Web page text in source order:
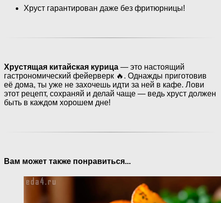
Хруст гарантирован даже без фритюрницы!
Хрустящая китайская курица — это настоящий
гастрономический фейерверк 🔥. Однажды приготовив
её дома, ты уже не захочешь идти за ней в кафе. Лови
этот рецепт, сохраняй и делай чаще — ведь хруст должен
быть в каждом хорошем дне!
Вам может также понравиться...